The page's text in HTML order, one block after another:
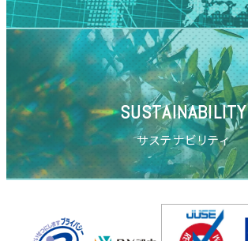
SUSTAINABILITY
サステナビリティ